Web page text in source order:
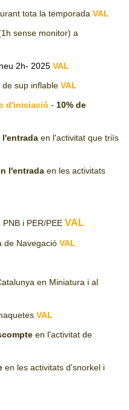
tota la temporada VAL
sense monitor) a
2h- 2025 VAL
sup inflable VAL
d'iniciació - 10% de
l'entrada en l'activitat que triïs
l'entrada en les activitats
i PER/PEE VAL
de Navegació VAL
en Miniatura i al
VAL
en l'activitat de
en les activitats d'snorkel i